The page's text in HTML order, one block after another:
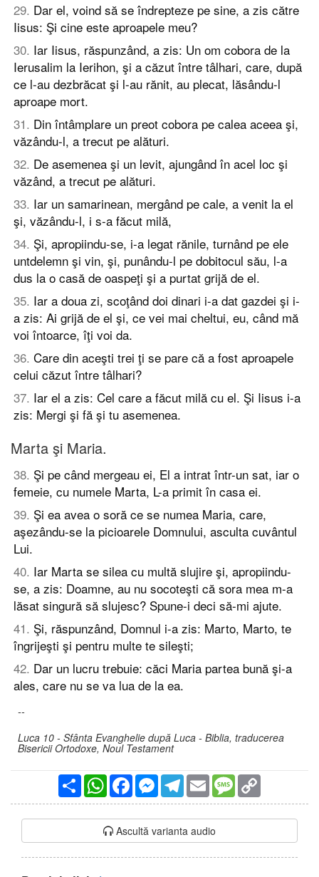
29. Dar el, voind să se îndrepteze pe sine, a zis către
Iisus: Şi cine este aproapele meu?
30. Iar Iisus, răspunzând, a zis: Un om cobora de la
Ierusalim la Ierihon, şi a căzut între tâlhari, care, după
ce l-au dezbrăcat şi l-au rănit, au plecat, lăsându-l
aproape mort.
31. Din întâmplare un preot cobora pe calea aceea şi,
văzându-l, a trecut pe alături.
32. De asemenea şi un levit, ajungând în acel loc şi
văzând, a trecut pe alături.
33. Iar un samarinean, mergând pe cale, a venit la el
şi, văzându-l, i s-a făcut milă,
34. Şi, apropiindu-se, i-a legat rănile, turnând pe ele
untdelemn şi vin, şi, punându-l pe dobitocul său, l-a
dus la o casă de oaspeţi şi a purtat grijă de el.
35. Iar a doua zi, scoţând doi dinari i-a dat gazdei şi i-
a zis: Ai grijă de el şi, ce vei mai cheltui, eu, când mă
voi întoarce, îţi voi da.
36. Care din aceşti trei ţi se pare că a fost aproapele
celui căzut între tâlhari?
37. Iar el a zis: Cel care a făcut milă cu el. Şi Iisus i-a
zis: Mergi şi fă şi tu asemenea.
Marta şi Maria.
38. Şi pe când mergeau ei, El a intrat într-un sat, iar o
femeie, cu numele Marta, L-a primit în casa ei.
39. Şi ea avea o soră ce se numea Maria, care,
aşezându-se la picioarele Domnului, asculta cuvântul
Lui.
40. Iar Marta se silea cu multă slujire şi, apropiindu-
se, a zis: Doamne, au nu socoteşti că sora mea m-a
lăsat singură să slujesc? Spune-i deci să-mi ajute.
41. Şi, răspunzând, Domnul i-a zis: Marto, Marto, te
îngrijeşti şi pentru multe te sileşti;
42. Dar un lucru trebuie: căci Maria partea bună şi-a
ales, care nu se va lua de la ea.
--
Luca 10 - Sfânta Evanghelie după Luca - Biblia, traducerea
Bisericii Ortodoxe, Noul Testament
PartajareWhatsAppFacebookMessengerTelegram
Email Message
Ascultă varianta audio